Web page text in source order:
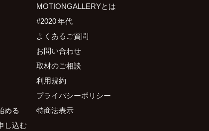
める
し込む
MOTIONGALLERYとは
#2020 年代
よくあるご質問
お問い合わせ
取材のご相談
利用規約
プライバシーポリシー
特商法表示